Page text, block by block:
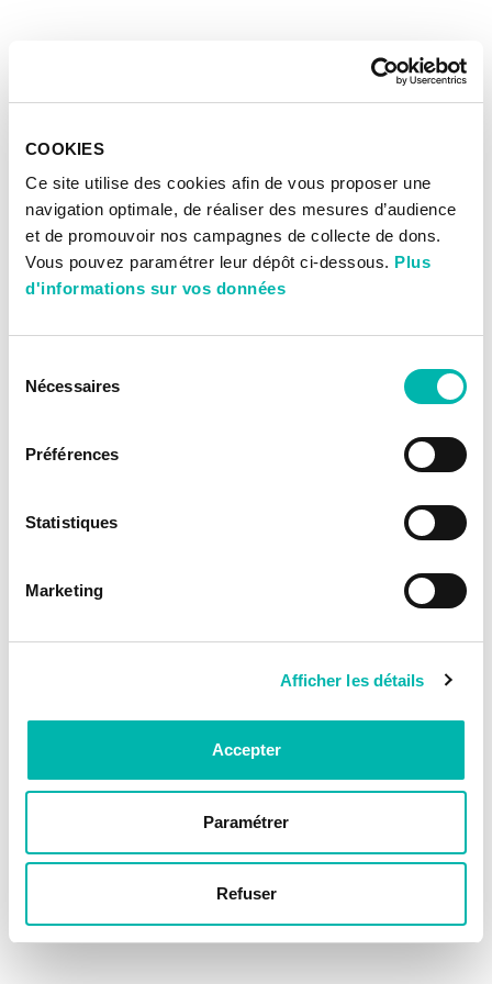
COOKIES
Ce site utilise des cookies afin de vous proposer une
navigation optimale, de réaliser des mesures d’audience
et de promouvoir nos campagnes de collecte de dons.
Vous pouvez paramétrer leur dépôt ci-dessous. Plus
d'informations sur vos données
Nécessaires
Préférences
Statistiques
Marketing
Afficher les détails
Accepter
Paramétrer
Refuser